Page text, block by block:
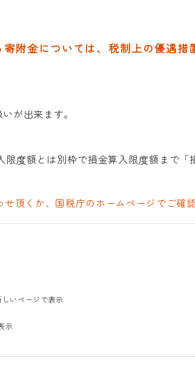
附金については、税制上の優遇措
が出来ます。
度額とは別枠で損金算入限度額まで「
頂くか、国税庁のホームページでご確認
いページで表示
示